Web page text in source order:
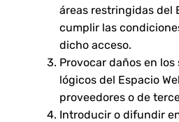
áreas restringidas del
cumplir las
dicho acceso.
Provocar daños en
lógicos del Espacio
proveedores o de
Introducir o difundir